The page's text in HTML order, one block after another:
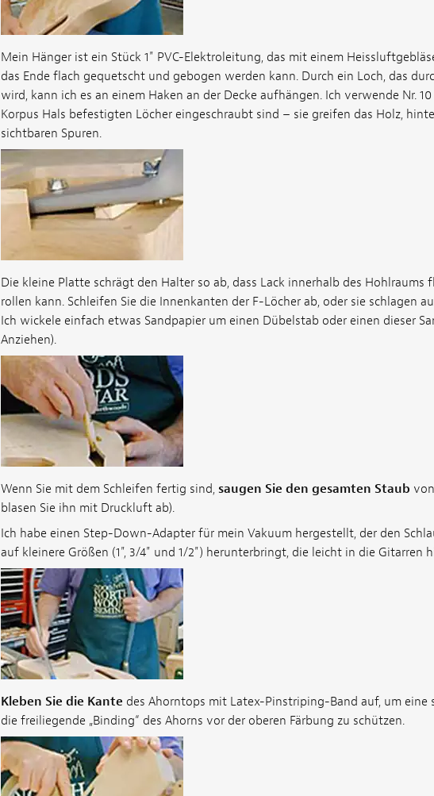
Mein Hänger ist ein Stück 1" PVC-Elektroleitung, das mit einem
das Ende flach gequetscht und gebogen werden kann. Durch ein Loch, das
wird, kann ich es an einem Haken an der Decke aufhängen. Ich verwende Nr.
Korpus Hals befestigten Löcher eingeschraubt sind – sie greifen das Holz,
sichtbaren Spuren.
Die kleine Platte schrägt den Halter so ab, dass Lack innerhalb des Hohlraums
rollen kann. Schleifen Sie die Innenkanten der F-Löcher ab, oder sie schlagen
Ich wickele einfach etwas Sandpapier um einen Dübelstab oder einen dieser
Anziehen).
Wenn Sie mit dem Schleifen fertig sind, saugen Sie den gesamten Staub
blasen Sie ihn mit Druckluft ab).
Ich habe einen Step-Down-Adapter für mein Vakuum hergestellt, der den
auf kleinere Größen (1", 3/4" und 1/2") herunterbringt, die leicht in die Gitarren
Kleben Sie die Kante des Ahorntops mit Latex-Pinstriping-Band auf, um eine
die freiliegende „Binding“ des Ahorns vor der oberen Färbung zu schützen.